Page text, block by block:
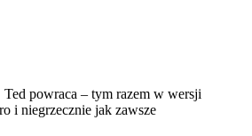
Ted powraca – tym razem w wersji
i niegrzecznie jak zawsze